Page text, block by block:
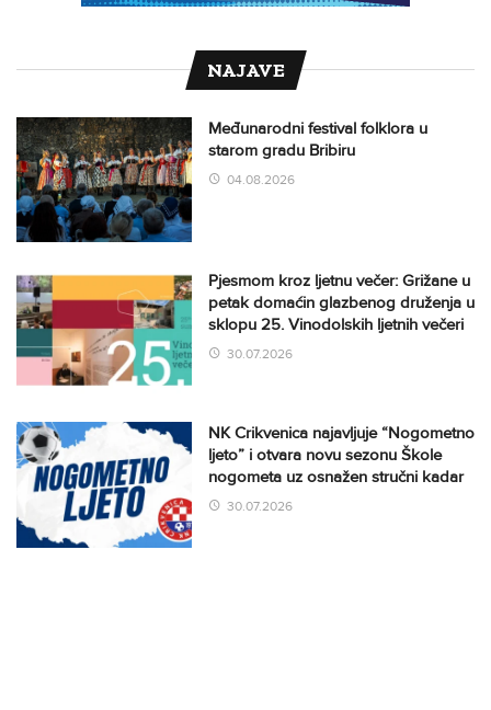
NAJAVE
Međunarodni festival folklora u
starom gradu Bribiru
04.08.2026
Pjesmom kroz ljetnu večer: Grižane u
petak domaćin glazbenog druženja u
sklopu 25. Vinodolskih ljetnih večeri
30.07.2026
NK Crikvenica najavljuje “Nogometno
ljeto” i otvara novu sezonu Škole
nogometa uz osnažen stručni kadar
30.07.2026